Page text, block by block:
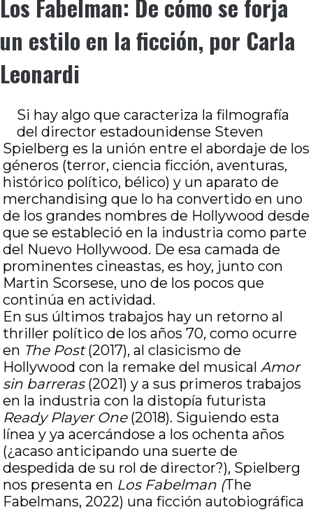
Los Fabelman: De cómo se forja
un estilo en la ficción, por Carla
Leonardi
Si hay algo que caracteriza la filmografía
del director estadounidense Steven
Spielberg es la unión entre el abordaje de los
géneros (terror, ciencia ficción, aventuras,
histórico político, bélico) y un aparato de
merchandising que lo ha convertido en uno
de los grandes nombres de Hollywood desde
que se estableció en la industria como parte
del Nuevo Hollywood. De esa camada de
prominentes cineastas, es hoy, junto con
Martin Scorsese, uno de los pocos que
continúa en actividad.
En sus últimos trabajos hay un retorno al
thriller político de los años 70, como ocurre
en The Post(2017), al clasicismo de
Hollywood con la remake del musicalAmor
sin barreras (2021) y a sus primeros trabajos
en la industria con la distopía futurista
Ready Player One (2018). Siguiendo esta
línea y ya acercándose a los ochenta años
(¿acaso anticipando una suerte de
despedida de su rol de director?), Spielberg
nos presenta en Los Fabelman (The
Fabelmans, 2022) una ficción autobiográfica